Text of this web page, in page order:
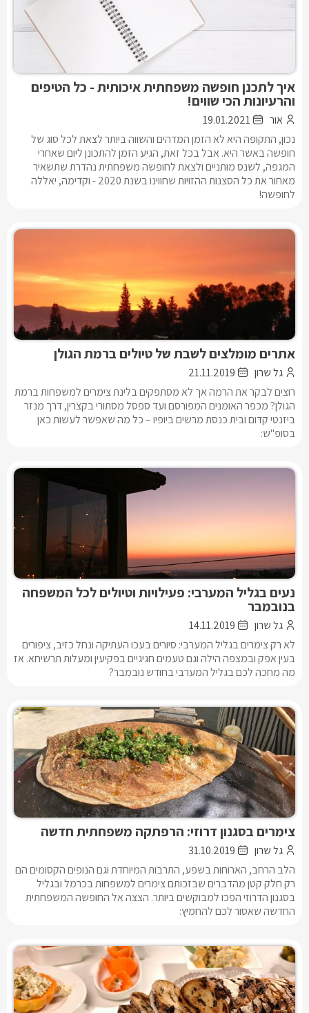
איך לתכנן חופשה משפחתית איכותית - כל הטיפים
והרעיונות הכי שווים!
נכון, התקופה היא לא הזמן המדהים והשווה ביותר לצאת לכל סוג של
חופשה באשר היא. אבל בכל זאת, הגיע הזמן להתכונן ליום שאחרי
המגפה, לשנס מותניים ולצאת לחופשה משפחתית נהדרת שתשאיר
מאחור את כל הסצנות ההזויות שחווינו בשנת 2020 - וקדימה, יאללה
לחופשה!
אור 19.01.2021
אתרים מומלצים לשבת של טיולים ברמת הגולן
רוצים לבקר את הרמה אך לא מסתפקים בלינת צימרים למשפחות ברמת
הגולן? מכפר האומנים המפורסם ועד ספסל מסתורי בקצרין, דרך מנזר
ביזנטי קדום ובית כנסת מרשים ביופיו – כל מה שאפשר לעשות כאן
בסופ"ש:
גל שרון 21.11.2019
נעים בגליל המערבי: פעילויות וטיולים לכל המשפחה
בנובמבר
לא רק צימרים בגליל המערבי: סיורים בעכו העתיקה ונחל כזיב, ציפורים
בעין אפק ובמצפה הילה וגם טעמים חגיגיים בפקיעין ומעלות תרשיחא. אז
מה מחכה לכם בגליל המערבי בחודש נובמבר?
גל שרון 14.11.2019
צימרים בסגנון דרוזי: הרפתקה משפחתית חדשה
הלב הרחב, הארוחות בשפע, התרבות המיוחדת וגם הנופים הקסומים הם
רק חלק קטן מהדברים שבזכותם צימרים למשפחות בכרמל ובגליל
בסגנון הדרוזי הפכו למבוקשים ביותר. הצצה אל החופשה המשפחתית
החדשה שאסור לכם להחמיץ:
גל שרון 31.10.2019